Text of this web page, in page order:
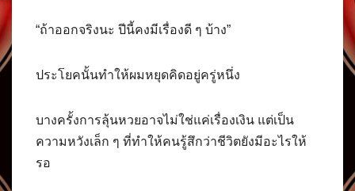
“ถ้าออกจริงนะ ปีนี้คงมีเรื่องดี ๆ บ้าง”
ประโยคนั้นทำให้ผมหยุดคิดอยู่ครู่หนึ่ง
บางครั้งการลุ้นหวยอาจไม่ใช่แค่เรื่องเงิน แต่เป็น
ความหวังเล็ก ๆ ที่ทำให้คนรู้สึกว่าชีวิตยังมีอะไรให้
รอ